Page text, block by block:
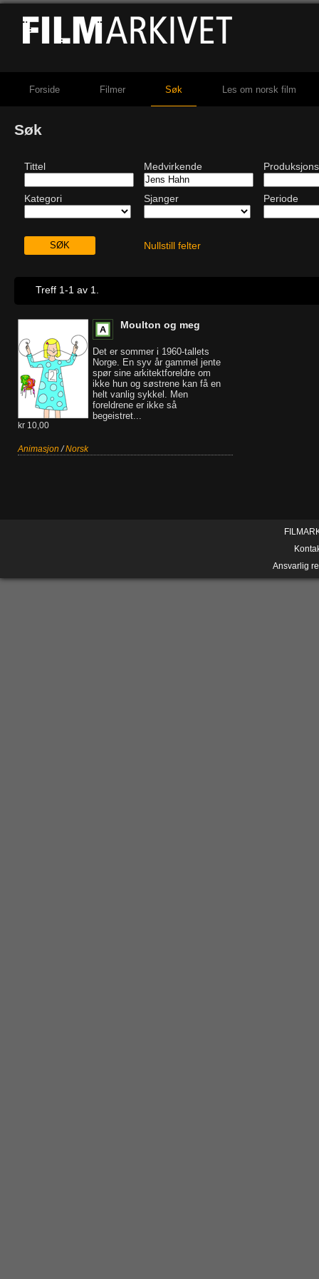
Forside Filmer Søk Les om norsk film
Søk
Tittel Medvirkende
Kategori Sjanger Periode
Nullstill felter
Treff 1-1 av 1.
Moulton og meg
Det er sommer i 1960-tallets
Norge. En syv år gammel jente
spør sine arkitektforeldre om
ikke hun og søstrene kan få en
helt vanlig sykkel. Men
foreldrene er ikke så
begeistret...
kr 10,00
Animasjon /Norsk
Ansvarlig